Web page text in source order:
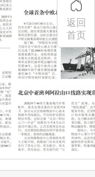
返回
首页